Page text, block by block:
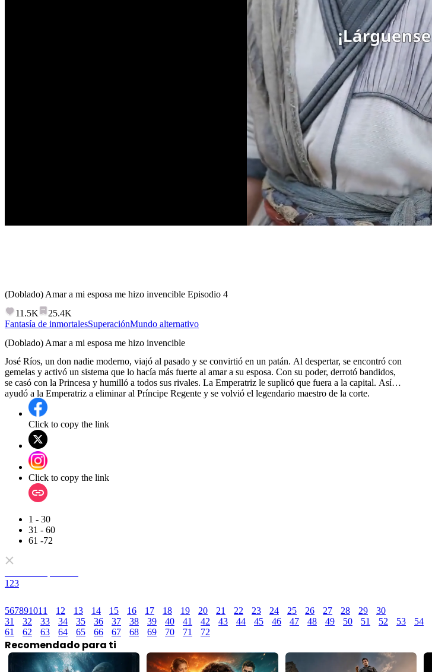
(Doblado) Amar a mi esposa me hizo invencible Episodio 4
11.5K
25.4K
Fantasía de inmortalesSuperaciónMundo alternativo
(Doblado) Amar a mi esposa me hizo invencible
José Ríos, un don nadie moderno, viajó al pasado y se convirtió en un patán. Al despertar, se encontró con
gemelas y activó un sistema que lo hacía más fuerte al amar a su esposa. Con su poder, derrotó bandidos,
se casó con la Princesa y humilló a todos sus rivales. La Emperatriz le suplicó que fuera a la capital. Así,
ayudó a la Emperatriz a eliminar al Príncipe Regente y se volvió el legendario maestro de la corte.
Click to copy the link
Click to copy the link
1 - 30
31 - 60
61 -72
1 23
567891011 12 13 14 15 16 17 18 19 20 21 22 23 24 25 26 27 28 29
30
31
32 33 34 35 36 37 38 39 40 41 42 43 44 45 46 47 48 49 50 51 52 53 54
61
62 63 64 65 66 67 68 69 70 71 72
Recomendado para ti